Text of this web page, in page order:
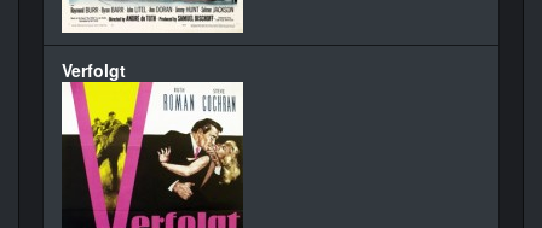
Verfolgt